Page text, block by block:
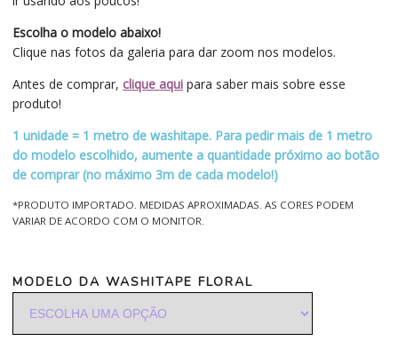
Escolha o modelo abaixo!
Clique nas fotos da galeria para dar zoom nos modelos.
Antes de comprar, clique aqui para saber mais sobre esse
produto!
1 unidade = 1 metro de washitape. Para pedir mais de 1 metro
do modelo escolhido, aumente a quantidade próximo ao botão
de comprar (no máximo 3m de cada modelo!)
*PRODUTO IMPORTADO. MEDIDAS APROXIMADAS. AS CORES PODEM
VARIAR DE ACORDO COM O MONITOR.
MODELO DA WASHITAPE FLORAL